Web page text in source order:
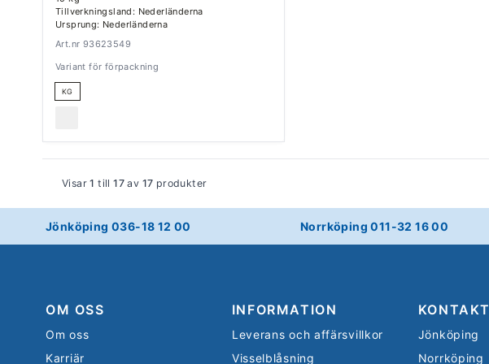
Tillverkningsland: Nederländerna
Ursprung: Nederländerna
Art.nr 93623549
Variant för förpackning
KG
Visar1 till17 av 17 produkter
Jönköping 036-18 12 00 Norrköping 011-32 16 00
OM OSS
Om oss
Karriär
INFORMATION
Leverans och affärsvillkor
Visselblåsning
KONTAKT
Jönköping
Norrköping